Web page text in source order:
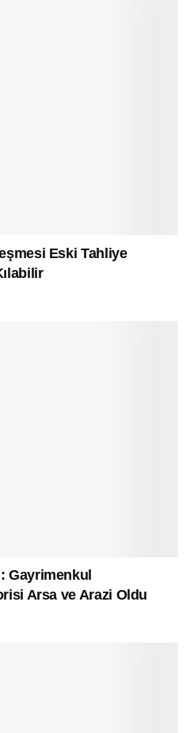
Eski Tahliye
Gayrimenkul
Arsa ve Arazi Oldu